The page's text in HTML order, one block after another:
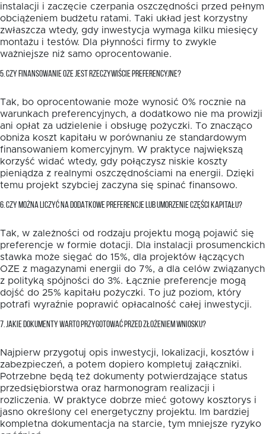
instalacji i zaczęcie czerpania oszczędności przed pełnym
obciążeniem budżetu ratami. Taki układ jest korzystny
zwłaszcza wtedy, gdy inwestycja wymaga kilku miesięcy
montażu i testów. Dla płynności firmy to zwykle
ważniejsze niż samo oprocentowanie.
5. CZY FINANSOWANIE OZE JEST RZECZYWIŚCIE PREFERENCYJNE?
Tak, bo oprocentowanie może wynosić 0% rocznie na
warunkach preferencyjnych, a dodatkowo nie ma prowizji
ani opłat za udzielenie i obsługę pożyczki. To znacząco
obniża koszt kapitału w porównaniu ze standardowym
finansowaniem komercyjnym. W praktyce największą
korzyść widać wtedy, gdy połączysz niskie koszty
pieniądza z realnymi oszczędnościami na energii. Dzięki
temu projekt szybciej zaczyna się spinać finansowo.
6. CZY MOŻNA LICZYĆ NA DODATKOWE PREFERENCJE LUB UMORZENIE CZĘŚCI KAPITAŁU?
Tak, w zależności od rodzaju projektu mogą pojawić się
preferencje w formie dotacji. Dla instalacji prosumenckich
stawka może sięgać do 15%, dla projektów łączących
OZE z magazynami energii do 7%, a dla celów związanych
z polityką spójności do 3%. Łącznie preferencje mogą
dojść do 25% kapitału pożyczki. To już poziom, który
potrafi wyraźnie poprawić opłacalność całej inwestycji.
7. JAKIE DOKUMENTY WARTO PRZYGOTOWAĆ PRZED ZŁOŻENIEM WNIOSKU?
Najpierw przygotuj opis inwestycji, lokalizacji, kosztów i
zabezpieczeń, a potem dopiero kompletuj załączniki.
Potrzebne będą też dokumenty potwierdzające status
przedsiębiorstwa oraz harmonogram realizacji i
rozliczenia. W praktyce dobrze mieć gotowy kosztorys i
jasno określony cel energetyczny projektu. Im bardziej
kompletna dokumentacja na starcie, tym mniejsze ryzyko